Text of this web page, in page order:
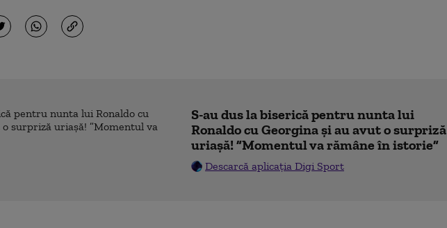
S-au dus la biserică pentru nunta lui
Ronaldo cu Georgina și au avut o surpriză
uriașă! ”Momentul va rămâne în istorie”
Descarcă aplicația Digi Sport